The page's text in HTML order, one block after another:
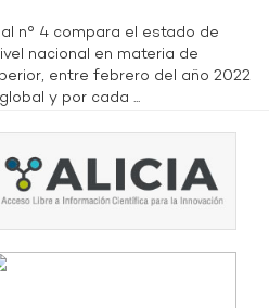
n° 4 compara el estado de
nacional en materia de
entre febrero del año 2022
y por cada ...
de la